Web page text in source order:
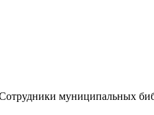
муниципальных